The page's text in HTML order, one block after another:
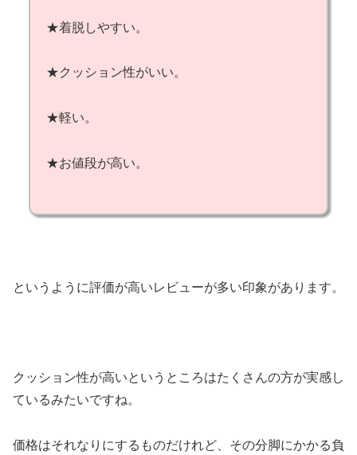
★着脱しやすい。
★クッション性がいい。
★軽い。
★お値段が高い。
というように評価が高いレビューが多い印象があります。
クッション性が高いというところはたくさんの方が実感し
ているみたいですね。
価格はそれなりにするものだけれど、その分脚にかかる負